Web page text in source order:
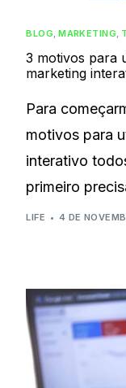
BLOG,MARKETING,
3 motivos para
marketing
Para
motivos para
interativo
primeiro
LIFE 4 DE